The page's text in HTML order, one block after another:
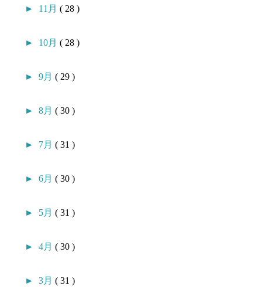
► 11月( 28 )
► 10月( 28 )
►9月( 29 )
►8月( 30 )
► 7月( 31 )
►6月( 30 )
► 5月( 31 )
►4月( 30 )
►3月( 31 )